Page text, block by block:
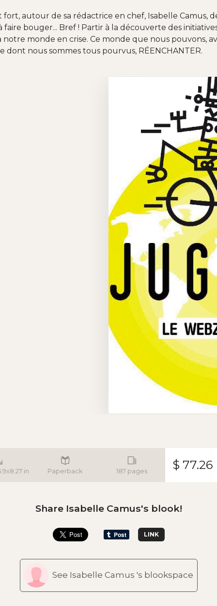
fort, autour de sa rédactrice en chef, Isabelle Camus,
faire bouger... Bref ! Partir à la découverte des
monde en crise. Ce monde que nous pouvons,
nous sommes tous pourvus, RÉENCHANTER.
in Paperback 187 pages $ 77.26
Share Isabelle Camus's blook!
LINK
See Isabelle Camus 's blookspace